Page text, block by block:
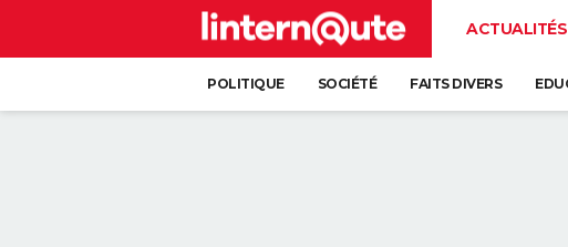
ACTUALITÉS
POLITIQUE SOCIÉTÉ FAITS DIVERS